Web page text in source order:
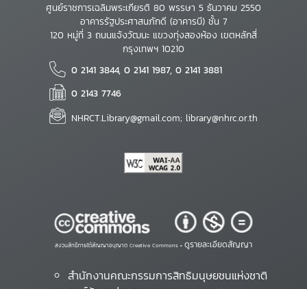
ศูนย์ราชการเฉลิมพระเกียรติ 80 พรรษา 5 ธันวาคม 2550
อาคารรัฐประศาสนภักดี (อาคารบี) ชั้น 7
120 หมู่ที่ 3 ถนนแจ้งวัฒนะ แขวงทุ่งสองห้อง เขตหลักสี่
กรุงเทพฯ 10210
0 2141 3844, 0 2141 1987, 0 2141 3881
0 2143 7746
NHRCT.Library@gmail.com; library@nhrc.or.th
สงวนสิทธิ์ภายใต้สัญญาอนุญาต Creative Commons • ดูรายละเอียดสัญญา
สำนักงานคณะกรรมการสิทธิมนุษยชนแห่งชาติ